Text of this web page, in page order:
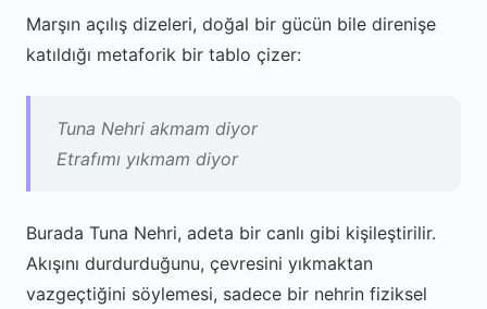
Marşın açılış dizeleri, doğal bir gücün bile direnişe
katıldığı metaforik bir tablo çizer:
Tuna Nehri akmam diyor
Etrafımı yıkmam diyor
Burada Tuna Nehri, adeta bir canlı gibi kişileştirilir.
Akışını durdurduğunu, çevresini yıkmaktan
vazgeçtiğini söylemesi, sadece bir nehrin fiziksel